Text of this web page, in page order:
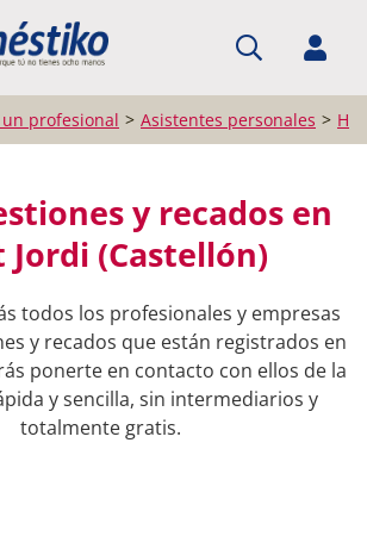
profesional Asistentes personales
y recados en
Jordi (Castellón)
todos los profesionales y empresas
y recados que están registrados en
ponerte en contacto con ellos de la
y sencilla, sin intermediarios y
totalmente gratis.